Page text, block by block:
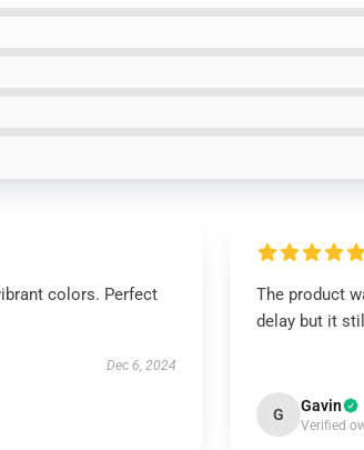
colors. Perfect
Dec 6, 2024
The product
delay but it
G Gavin
Verified